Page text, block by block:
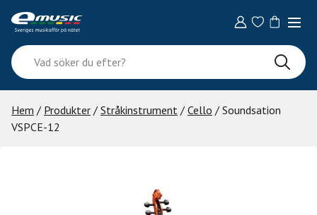
content
Vad
söker
du
efter?
Hem / Produkter / Stråkinstrument / Cello / Soundsation
VSPCE-12